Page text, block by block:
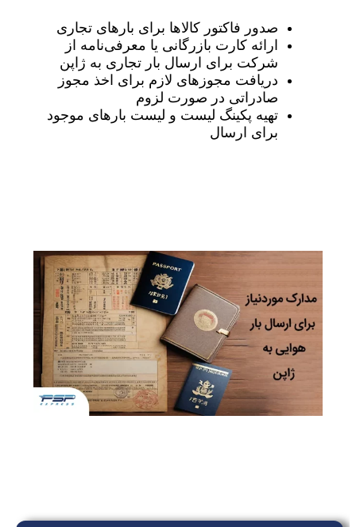
صدور فاکتور کالاها برای بارهای تجاری
ارائه کارت بازرگانی یا معرفی‌نامه از
شرکت برای ارسال بار تجاری به ژاپن
دریافت مجوزهای لازم برای اخذ مجوز
صادراتی در صورت لزوم
تهیه پکینگ لیست و لیست بارهای موجود
برای ارسال